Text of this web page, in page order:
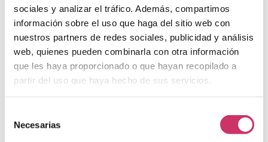
sociales y analizar el tráfico. Además, compartimos
información sobre el uso que haga del sitio web con
nuestros partners de redes sociales, publicidad y análisis
web, quienes pueden combinarla con otra información
que les haya proporcionado o que hayan recopilado a
partir del uso que haya hecho de sus servicios.
Necesarias
4. Wifi para eventos:
más allá del